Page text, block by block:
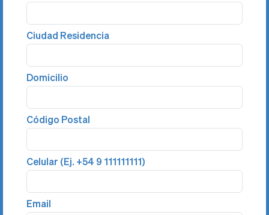
Ciudad Residencia
Domicilio
Código Postal
Celular (Ej. +54 9 111111111)
Email